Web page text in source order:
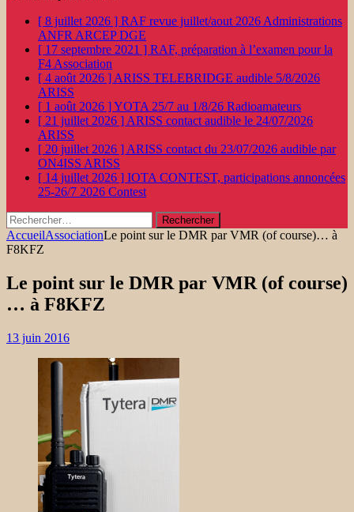
[ 8 juillet 2026 ] RAF revue juillet/aout 2026 Administrations
ANFR ARCEP DGE
[ 17 septembre 2021 ] RAF, préparation à l’examen pour la
F4 Association
[ 4 août 2026 ] ARISS TELEBRIDGE audible 5/8/2026
ARISS
[ 1 août 2026 ]YOTA 25/7 au 1/8/26 Radioamateurs
[ 21 juillet 2026 ] ARISS contact audible le 24/07/2026
ARISS
[ 20 juillet 2026 ] ARISS contact du 23/07/2026 audible par
ON4ISS ARISS
[ 14 juillet 2026 ] IOTA CONTEST, participations annoncées
25-26/7 2026 Contest
Rechercher :
AccueilAssociationLe point sur le DMR par VMR (of course)… à
F8KFZ
Le point sur le DMR par VMR (of course)
… à F8KFZ
13 juin 2016